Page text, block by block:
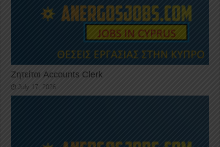
Ζητείται Accounts Clerk
July 17, 2026